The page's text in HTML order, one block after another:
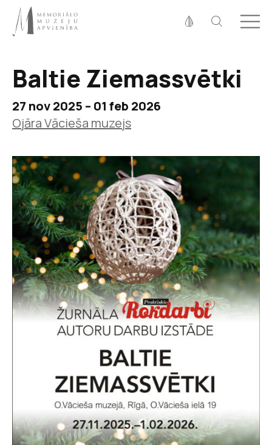
100%
Kontrasts
Baltie Ziemassvētki
27 nov 2025 – 01 feb 2026
Ojāra Vācieša muzejs